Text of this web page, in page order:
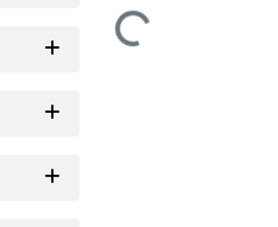
Loading...